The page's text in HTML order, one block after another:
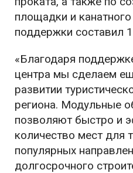
площадки и
поддержки составил
«Благодаря
центра мы сделаем
развитии
региона. Модульные
позволяют быстро и
количество мест для
популярных
долгосрочного